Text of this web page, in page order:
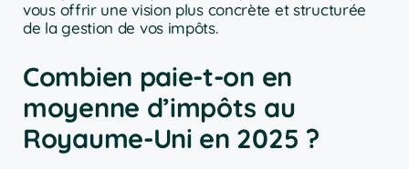
vous offrir une vision plus concrète et structurée
de la gestion de vos impôts.
Combien paie-t-on en
moyenne d’impôts au
Royaume-Uni en 2025 ?